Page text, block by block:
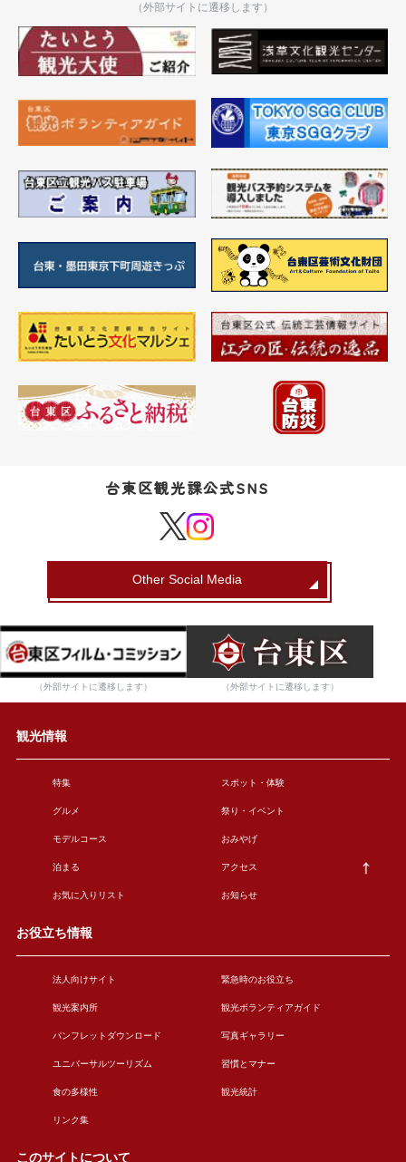
（外部サイトに遷移します）
台東区観光課公式SNS
Other Social Media
（外部サイトに遷移します） （外部サイトに遷移します）
観光情報
特集 スポット・体験
グルメ 祭り・イベント
モデルコース おみやげ
泊まる アクセス
お気に入りリスト お知らせ
お役立ち情報
法人向けサイト 緊急時のお役立ち
観光案内所 観光ボランティアガイド
パンフレットダウンロード 写真ギャラリー
ユニバーサルツーリズム 習慣とマナー
食の多様性 観光統計
リンク集
このサイトについて